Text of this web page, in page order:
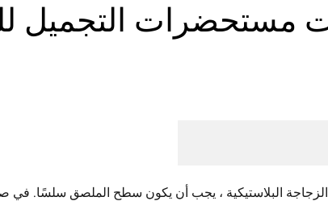
مستحضرات التجميل
البلاستيكية ، يجب أن يكون سطح الملصق سلسًا. في